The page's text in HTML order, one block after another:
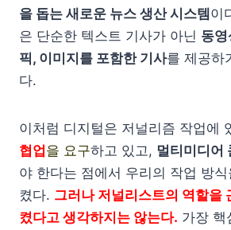
을 돕는 새로운 뉴스 생산 시스템이
은 단순한 텍스트 기사가 아닌 동
픽, 이미지를 포함한 기사를 제공하
다.
이처럼 디지털은 저널리즘 작업에
협업을 요구하고 있고, 멀티미디어
야 한다는 점에서 우리의 작업 방
켰다. 그러나 저널리스트의 역할을
켰다고 생각하지는 않는다. 가장 핵